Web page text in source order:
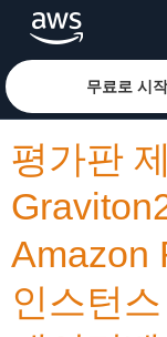
메인 콘텐츠로 건너뛰기
Amazon
무료로 시작
평가판
Amazon
인스턴